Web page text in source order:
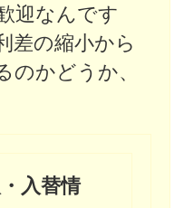
迎なんです
差の縮小から
のかどうか、
入替情